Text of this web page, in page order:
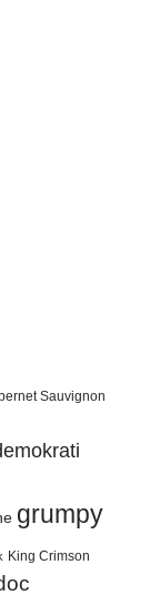
Sauvignon
grumpy
King Crimson